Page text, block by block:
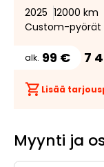
2025 12000 km
Custom-pyörät
alk. 99 € 7
Lisää
Myynti ja